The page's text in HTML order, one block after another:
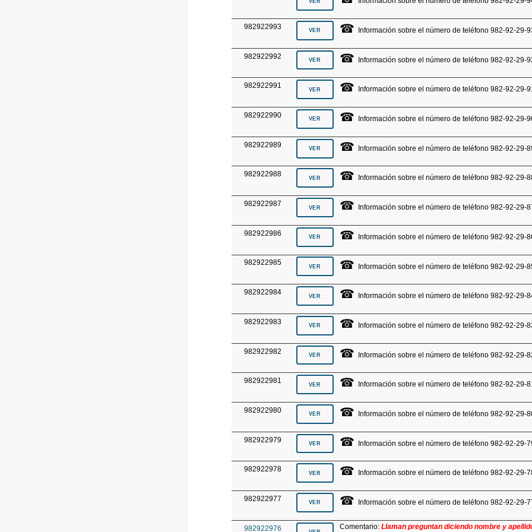
982922993 ☎ Información sobre el número de teléfono 982-92-29-
982922992 ☎ Información sobre el número de teléfono 982-92-29-
982922991 ☎ Información sobre el número de teléfono 982-92-29-91
982922990 ☎ Información sobre el número de teléfono 982-92-29-
982922989 ☎ Información sobre el número de teléfono 982-92-29-
982922988 ☎ Información sobre el número de teléfono 982-92-29-
982922987 ☎ Información sobre el número de teléfono 982-92-29-
982922986 ☎ Información sobre el número de teléfono 982-92-29-
982922985 ☎ Información sobre el número de teléfono 982-92-29-
982922984 ☎ Información sobre el número de teléfono 982-92-29-
982922983 ☎ Información sobre el número de teléfono 982-92-29-
982922982 ☎ Información sobre el número de teléfono 982-92-29-
982922981 ☎ Información sobre el número de teléfono 982-92-29-81
982922980 ☎ Información sobre el número de teléfono 982-92-29-
982922979 ☎ Información sobre el número de teléfono 982-92-29-
982922978 ☎ Información sobre el número de teléfono 982-92-29-
982922977 ☎ Información sobre el número de teléfono 982-92-29-
982922976 Comentario: Llaman preguntan diciendo nombre y